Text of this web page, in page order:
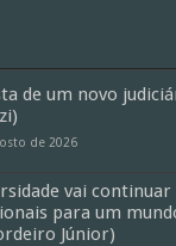
de um novo
de 2026
vai
para um
Júnior)